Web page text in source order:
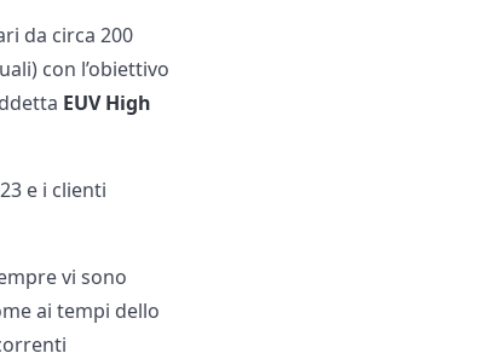
da circa 200
con l’obiettivo
EUV High
e i clienti
vi sono
ai tempi dello